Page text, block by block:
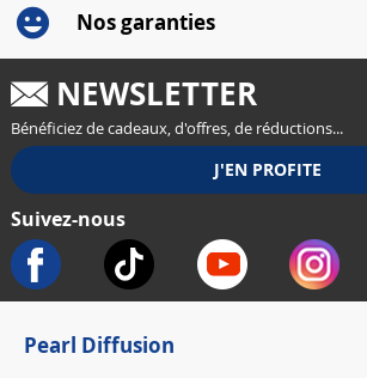
Nos garanties
NEWSLETTER
Bénéficiez de cadeaux, d'offres, de réductions...
Suivez-nous
Pearl Diffusion